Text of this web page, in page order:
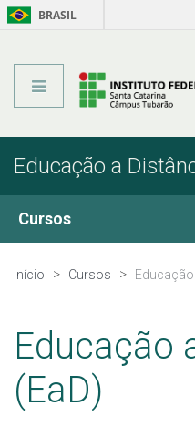
BRASIL
Educação a
Cursos
Técnicos Integrados
Qualificação Profissional e
Graduação
Início Cursos
Educação
(EaD)